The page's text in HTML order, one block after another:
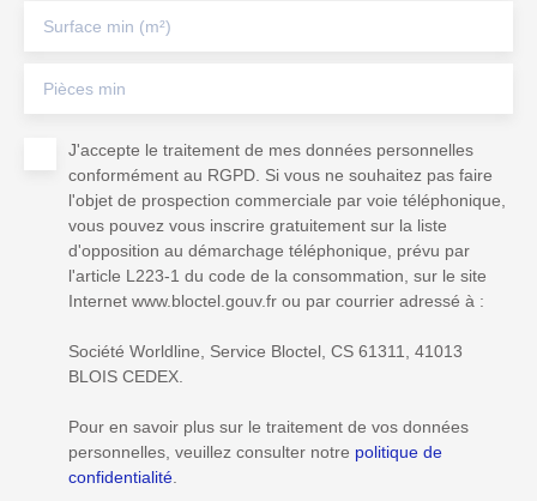
Surface min (m²)
Pièces min
J'accepte le traitement de mes données personnelles
conformément au RGPD. Si vous ne souhaitez pas faire
l'objet de prospection commerciale par voie téléphonique,
vous pouvez vous inscrire gratuitement sur la liste
d'opposition au démarchage téléphonique, prévu par
l'article L223-1 du code de la consommation, sur le site
Internet www.bloctel.gouv.fr ou par courrier adressé à :
Société Worldline, Service Bloctel, CS 61311, 41013
BLOIS CEDEX.
Pour en savoir plus sur le traitement de vos données
personnelles, veuillez consulter notre politique de
confidentialité